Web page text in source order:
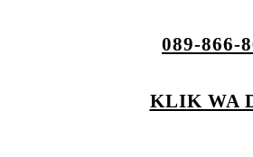
089-866-
KLIK WA